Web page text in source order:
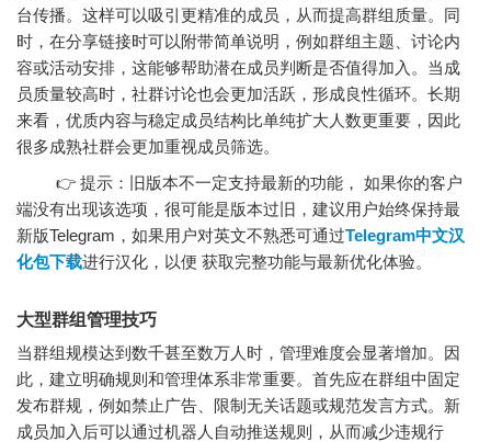
台传播。这样可以吸引更精准的成员，从而提高群组质量。同
时，在分享链接时可以附带简单说明，例如群组主题、讨论内
容或活动安排，这能够帮助潜在成员判断是否值得加入。当成
员质量较高时，社群讨论也会更加活跃，形成良性循环。长期
来看，优质内容与稳定成员结构比单纯扩大人数更重要，因此
很多成熟社群会更加重视成员筛选。
👉 提示：旧版本不一定支持最新的功能， 如果你的客户
端没有出现该选项，很可能是版本过旧，建议用户始终保持最
新版Telegram，如果用户对英文不熟悉可通过Telegram中文汉
化包下载进行汉化，以便 获取完整功能与最新优化体验。
大型群组管理技巧
当群组规模达到数千甚至数万人时，管理难度会显著增加。因
此，建立明确规则和管理体系非常重要。首先应在群组中固定
发布群规，例如禁止广告、限制无关话题或规范发言方式。新
成员加入后可以通过机器人自动推送规则，从而减少违规行